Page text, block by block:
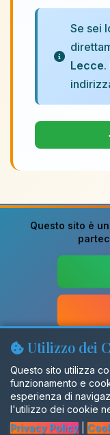
Se sei
Lecce.
Questo sito è
Utilizzo dei
Questo sito utilizza
funzionamento e
esperienza di
l'utilizzo dei cookie
Privacy Policy